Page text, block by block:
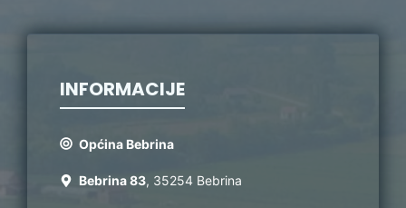
INFORMACIJE
Općina Bebrina
Bebrina 83, 35254 Bebrina